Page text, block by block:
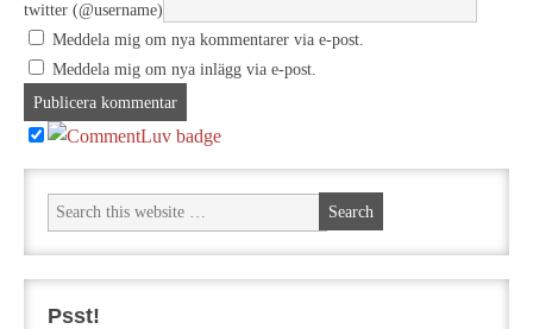
twitter (@username)
Meddela mig om nya kommentarer via e-post.
Meddela mig om nya inlägg via e-post.
Psst!